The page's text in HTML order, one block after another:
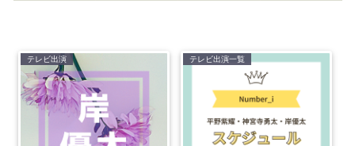
テレビ出演 テレビ出演一覧